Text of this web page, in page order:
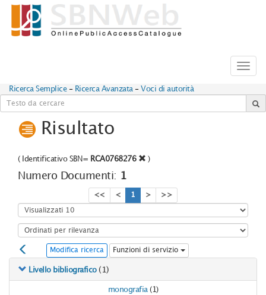
Ricerca Semplice - Ricerca Avanzata - Voci di autorità
Risultato
( Identificativo SBN= RCA0768276 )
Numero Documenti: 1
<< < 1 > >>
Modifica ricerca Funzioni di servizio
Livello bibliografico (1)
monografia (1)